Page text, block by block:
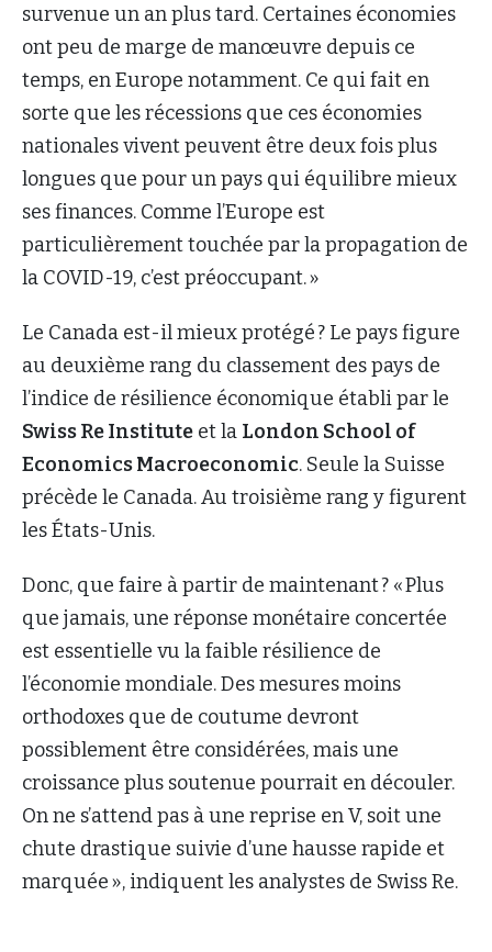
survenue un an plus tard. Certaines économies
ont peu de marge de manœuvre depuis ce
temps, en Europe notamment. Ce qui fait en
sorte que les récessions que ces économies
nationales vivent peuvent être deux fois plus
longues que pour un pays qui équilibre mieux
ses finances. Comme l’Europe est
particulièrement touchée par la propagation de
la COVID-19, c’est préoccupant. »
Le Canada est-il mieux protégé ? Le pays figure
au deuxième rang du classement des pays de
l’indice de résilience économique établi par le
Swiss Re Institute et la London School of
Economics Macroeconomic. Seule la Suisse
précède le Canada. Au troisième rang y figurent
les États-Unis.
Donc, que faire à partir de maintenant ? « Plus
que jamais, une réponse monétaire concertée
est essentielle vu la faible résilience de
l’économie mondiale. Des mesures moins
orthodoxes que de coutume devront
possiblement être considérées, mais une
croissance plus soutenue pourrait en découler.
On ne s’attend pas à une reprise en V, soit une
chute drastique suivie d’une hausse rapide et
marquée », indiquent les analystes de Swiss Re.